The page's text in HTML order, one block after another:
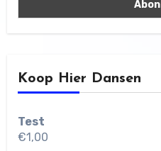
Koop Hier Dansen
Test
€1,00